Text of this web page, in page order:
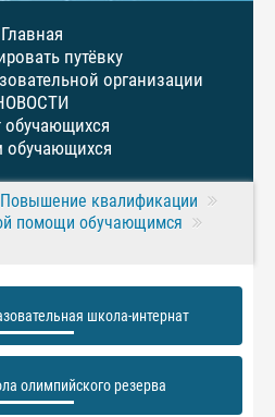
Главная
путёвку
организации
обучающихся
обучающихся
Повышение квалификации
помощи обучающимся
школа-интернат
олимпийского резерва